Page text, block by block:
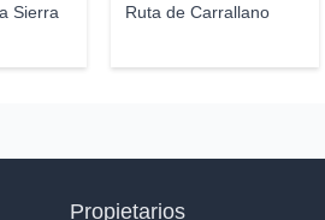
Sierra Ruta de Carrallano
Propietarios